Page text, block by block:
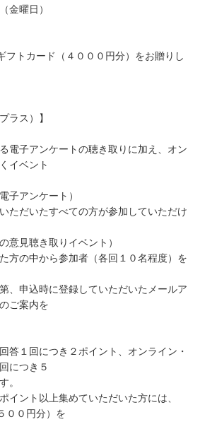
曜日）
トカード（４０００円分）をお贈りし
ラス）】
子アンケートの聴き取りに加え、オン
イベント
子アンケート）
だいたすべての方が参加していただけ
見聴き取りイベント）
の中から参加者（各回１０名程度）を
申込時に登録していただいたメールア
のご案内を
１回につき２ポイント、オンライン・
につき５
。
ント以上集めていただいた方には、
００円分）を